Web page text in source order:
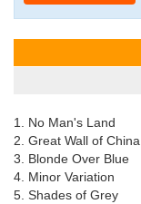
1. No Man's Land
2. Great Wall of China
3. Blonde Over Blue
4. Minor Variation
5. Shades of Grey